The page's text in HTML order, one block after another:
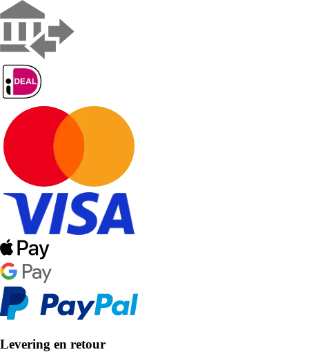
Levering en retour